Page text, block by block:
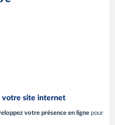
votre site internet
votre présence en ligne pour